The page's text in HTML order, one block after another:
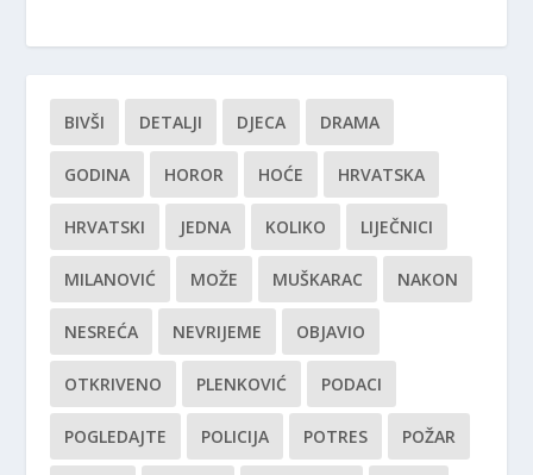
BIVŠI DETALJI DJECA DRAMA
GODINA HOROR HOĆE HRVATSKA
HRVATSKI JEDNA KOLIKO LIJEČNICI
MILANOVIĆ MOŽE MUŠKARAC NAKON
NESREĆA NEVRIJEME OBJAVIO
OTKRIVENO PLENKOVIĆ PODACI
POGLEDAJTE POLICIJA POTRES POŽAR